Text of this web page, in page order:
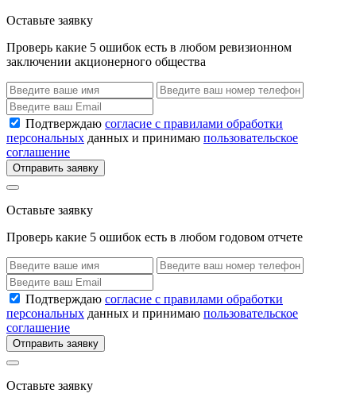
Оставьте заявку
Проверь какие 5 ошибок есть в любом ревизионном
заключении акционерного общества
Подтверждаю согласие с правилами обработки
персональных данных и принимаю пользовательское
соглашение
Отправить заявку
Оставьте заявку
Проверь какие 5 ошибок есть в любом годовом отчете
Подтверждаю согласие с правилами обработки
персональных данных и принимаю пользовательское
соглашение
Отправить заявку
Оставьте заявку